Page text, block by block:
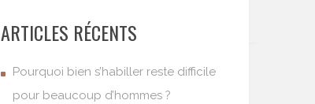
ARTICLES RÉCENTS
Pourquoi bien s’habiller reste difficile
pour beaucoup d’hommes ?